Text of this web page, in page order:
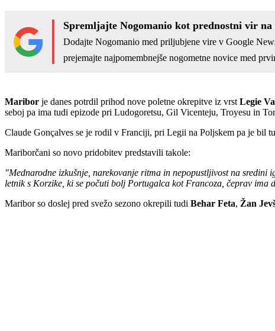
Spremljajte Nogomanio kot prednostni vir na
Dodajte Nogomanio med priljubjene vire v Google
prejemajte najpomembnejše nogometne novice med
Maribor je danes potrdil prihod nove poletne okrepitve iz vrst Legie
seboj pa ima tudi epizode pri Ludogoretsu, Gil Vicenteju, Troyesu in
Claude Gonçalves se je rodil v Franciji, pri Legii na Poljskem pa je bil
Mariborčani so novo pridobitev predstavili takole:
"Mednarodne izkušnje, narekovanje ritma in nepopustljivost na
letnik s Korzike, ki se počuti bolj Portugalca kot Francoza, čeprav
Maribor so doslej pred svežo sezono okrepili tudi Behar Feta, Žan